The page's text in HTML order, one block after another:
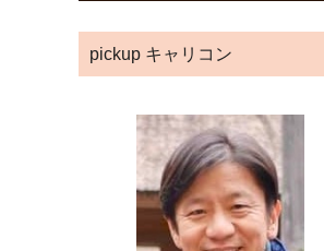
pickup キャリコン